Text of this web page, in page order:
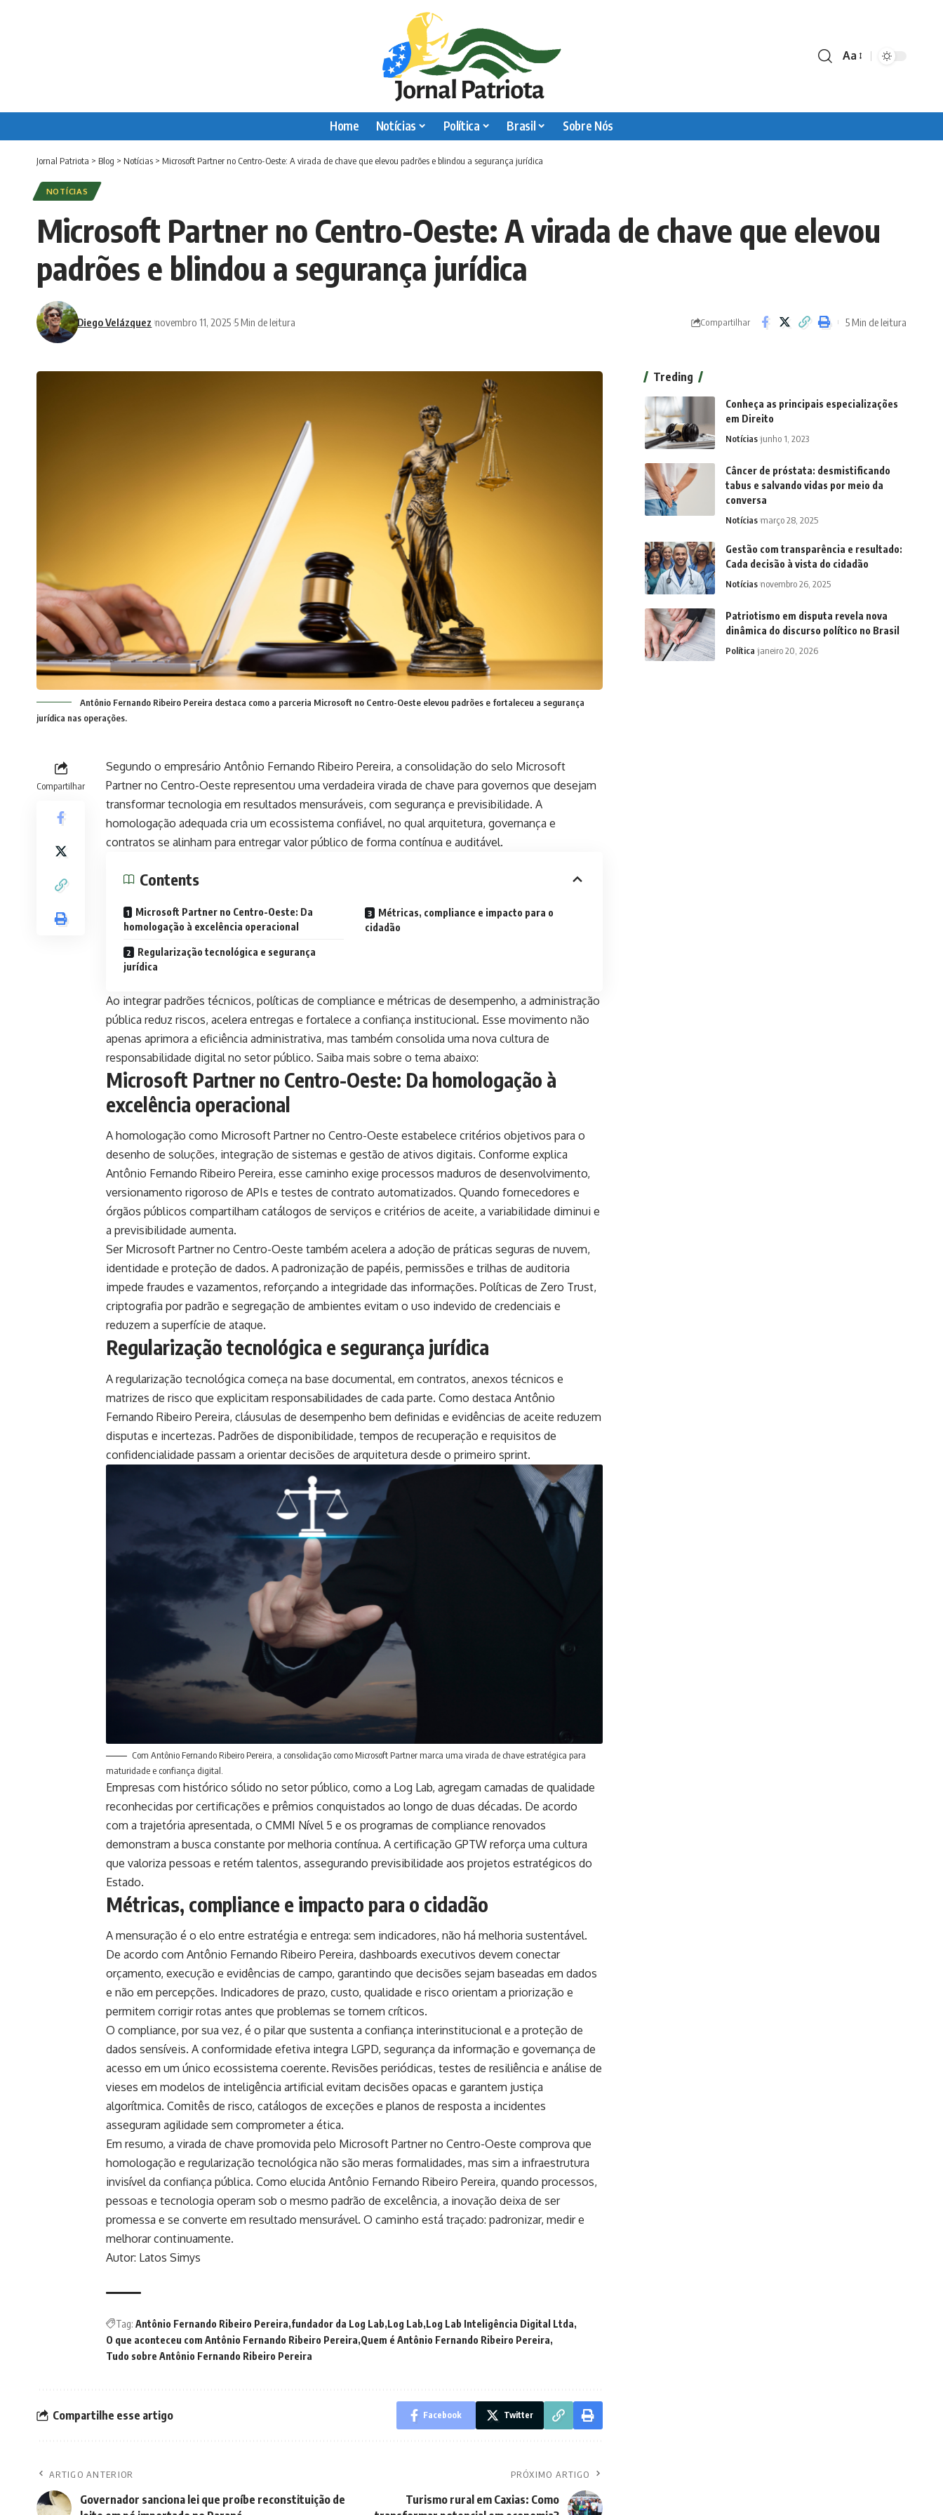
Font
Aa
Home Notícias Política Brasil Sobre Nós
Jornal Patriota > Blog > Notícias > Microsoft Partner no Centro-Oeste: A virada de chave que elevou padrões e blindou a segurança jurídica
NOTÍCIAS
Microsoft Partner no Centro-Oeste: A virada de chave que elevou
padrões e blindou a segurança jurídica
Diego Velázquez novembro 11, 2025 5 Min de leitura Compartilhar 5 Min de leitura
Antônio Fernando Ribeiro Pereira destaca como a parceria Microsoft no Centro-Oeste elevou padrões e fortaleceu a segurança
jurídica nas operações.
Compartilhar
Segundo o empresário Antônio Fernando Ribeiro Pereira, a consolidação do selo Microsoft
Partner no Centro-Oeste representou uma verdadeira virada de chave para governos que desejam
transformar tecnologia em resultados mensuráveis, com segurança e previsibilidade. A
homologação adequada cria um ecossistema confiável, no qual arquitetura, governança e
contratos se alinham para entregar valor público de forma contínua e auditável.
Contents
Microsoft Partner no Centro-Oeste: Da
homologação à excelência operacional
Regularização tecnológica e segurança
jurídica
Métricas, compliance e impacto para o
cidadão
Ao integrar padrões técnicos, políticas de compliance e métricas de desempenho, a administração
pública reduz riscos, acelera entregas e fortalece a confiança institucional. Esse movimento não
apenas aprimora a eficiência administrativa, mas também consolida uma nova cultura de
responsabilidade digital no setor público. Saiba mais sobre o tema abaixo:
Microsoft Partner no Centro-Oeste: Da homologação à
excelência operacional
A homologação como Microsoft Partner no Centro-Oeste estabelece critérios objetivos para o
desenho de soluções, integração de sistemas e gestão de ativos digitais. Conforme explica
Antônio Fernando Ribeiro Pereira, esse caminho exige processos maduros de desenvolvimento,
versionamento rigoroso de APIs e testes de contrato automatizados. Quando fornecedores e
órgãos públicos compartilham catálogos de serviços e critérios de aceite, a variabilidade diminui e
a previsibilidade aumenta.
Ser Microsoft Partner no Centro-Oeste também acelera a adoção de práticas seguras de nuvem,
identidade e proteção de dados. A padronização de papéis, permissões e trilhas de auditoria
impede fraudes e vazamentos, reforçando a integridade das informações. Políticas de Zero Trust,
criptografia por padrão e segregação de ambientes evitam o uso indevido de credenciais e
reduzem a superfície de ataque.
Regularização tecnológica e segurança jurídica
A regularização tecnológica começa na base documental, em contratos, anexos técnicos e
matrizes de risco que explicitam responsabilidades de cada parte. Como destaca Antônio
Fernando Ribeiro Pereira, cláusulas de desempenho bem definidas e evidências de aceite reduzem
disputas e incertezas. Padrões de disponibilidade, tempos de recuperação e requisitos de
confidencialidade passam a orientar decisões de arquitetura desde o primeiro sprint.
Com Antônio Fernando Ribeiro Pereira, a consolidação como Microsoft Partner marca uma virada de chave estratégica para
maturidade e confiança digital.
Empresas com histórico sólido no setor público, como a Log Lab, agregam camadas de qualidade
reconhecidas por certificações e prêmios conquistados ao longo de duas décadas. De acordo
com a trajetória apresentada, o CMMI Nível 5 e os programas de compliance renovados
demonstram a busca constante por melhoria contínua. A certificação GPTW reforça uma cultura
que valoriza pessoas e retém talentos, assegurando previsibilidade aos projetos estratégicos do
Estado.
Métricas, compliance e impacto para o cidadão
A mensuração é o elo entre estratégia e entrega: sem indicadores, não há melhoria sustentável.
De acordo com Antônio Fernando Ribeiro Pereira, dashboards executivos devem conectar
orçamento, execução e evidências de campo, garantindo que decisões sejam baseadas em dados
e não em percepções. Indicadores de prazo, custo, qualidade e risco orientam a priorização e
permitem corrigir rotas antes que problemas se tornem críticos.
O compliance, por sua vez, é o pilar que sustenta a confiança interinstitucional e a proteção de
dados sensíveis. A conformidade efetiva integra LGPD, segurança da informação e governança de
acesso em um único ecossistema coerente. Revisões periódicas, testes de resiliência e análise de
vieses em modelos de inteligência artificial evitam decisões opacas e garantem justiça
algorítmica. Comitês de risco, catálogos de exceções e planos de resposta a incidentes
asseguram agilidade sem comprometer a ética.
Em resumo, a virada de chave promovida pelo Microsoft Partner no Centro-Oeste comprova que
homologação e regularização tecnológica não são meras formalidades, mas sim a infraestrutura
invisível da confiança pública. Como elucida Antônio Fernando Ribeiro Pereira, quando processos,
pessoas e tecnologia operam sob o mesmo padrão de excelência, a inovação deixa de ser
promessa e se converte em resultado mensurável. O caminho está traçado: padronizar, medir e
melhorar continuamente.
Autor: Latos Simys
Tag: Antônio Fernando Ribeiro Pereira fundador da Log Lab Log Lab Log Lab Inteligência Digital Ltda
O que aconteceu com Antônio Fernando Ribeiro Pereira Quem é Antônio Fernando Ribeiro Pereira
Tudo sobre Antônio Fernando Ribeiro Pereira
Compartilhe esse artigo Facebook Twitter
ARTIGO ANTERIOR
Governador sanciona lei que proíbe reconstituição de
PRÓXIMO ARTIGO
Turismo rural em Caxias: Como
Treding
Conheça as principais especializações
em Direito
Notícias junho 1, 2023
Câncer de próstata: desmistificando
tabus e salvando vidas por meio da
conversa
Notícias março 28, 2025
Gestão com transparência e resultado:
Cada decisão à vista do cidadão
Notícias novembro 26, 2025
Patriotismo em disputa revela nova
dinâmica do discurso político no Brasil
Política janeiro 20, 2026